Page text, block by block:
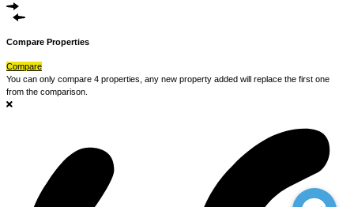
Compare Properties
Compare
You can only compare 4 properties, any new property added will replace the first one
from the comparison.